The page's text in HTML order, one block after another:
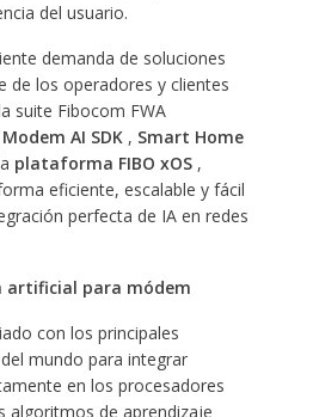
del usuario.
demanda de soluciones
de los operadores y clientes
suite Fibocom FWA
Modem AI SDK, Smart Home
plataforma FIBO xOS,
eficiente, escalable y fácil
perfecta de IA en redes
artificial para módem
con los principales
mundo para integrar
en los procesadores
algoritmos de aprendizaje